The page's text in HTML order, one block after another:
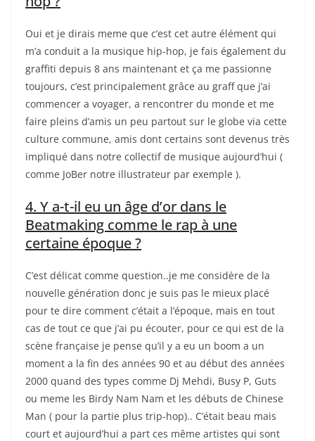
Oui et je dirais meme que c’est cet autre élément qui
m’a conduit a la musique hip-hop, je fais également du
graffiti depuis 8 ans maintenant et ça me passionne
toujours, c’est principalement grâce au graff que j’ai
commencer a voyager, a rencontrer du monde et me
faire pleins d’amis un peu partout sur le globe via cette
culture commune, amis dont certains sont devenus très
impliqué dans notre collectif de musique aujourd’hui (
comme JoBer notre illustrateur par exemple ).
4. Y a-t-il eu un âge d’or dans le
Beatmaking comme le rap à une
certaine époque ?
C’est délicat comme question..je me considère de la
nouvelle génération donc je suis pas le mieux placé
pour te dire comment c’était a l’époque, mais en tout
cas de tout ce que j’ai pu écouter, pour ce qui est de la
scène française je pense qu’il y a eu un boom a un
moment a la fin des années 90 et au début des années
2000 quand des types comme Dj Mehdi, Busy P, Guts
ou meme les Birdy Nam Nam et les débuts de Chinese
Man ( pour la partie plus trip-hop).. C’était beau mais
court et aujourd’hui a part ces même artistes qui sont